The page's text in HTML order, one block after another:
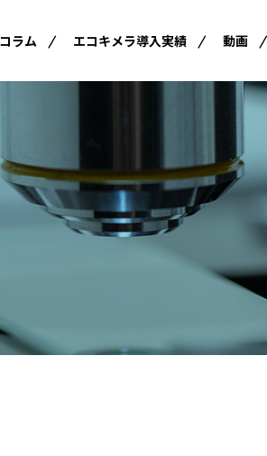
コラム エコキメラ導入実績 動画